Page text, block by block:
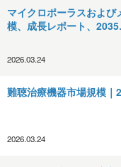
マイクロポーラスおよ
模、成長レポート、
2026.03.24
難聴治療機器市場規模
2026.03.24